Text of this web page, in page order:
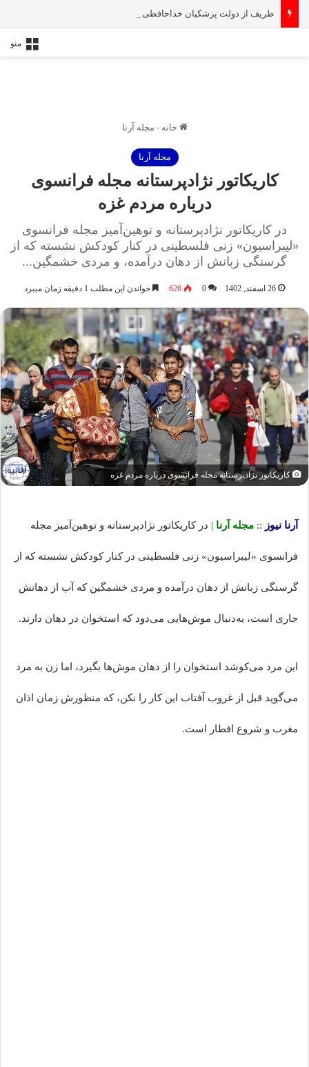
ظریف از دولت پزشکیان خداحافظی کرد
منو
خانه - مجله آرنا
مجله آرنا
کاریکاتور نژادپرستانه مجله فرانسوی
درباره مردم غزه
در کاریکاتور نژادپرستانه و توهین‌آمیز مجله فرانسوی
«لیبراسیون» زنی فلسطینی در کنار کودکش نشسته که از
گرسنگی زبانش از دهان درآمده، و مردی خشمگین...
26 اسفند, 1402 0
626 خواندن این مطلب 1 دقیقه زمان میبرد
کاریکاتور نژادپرستانه مجله فرانسوی درباره مردم غزه
آرنا نیوز :: مجله آرنا | در کاریکاتور نژادپرستانه و توهین‌آمیز مجله
فرانسوی «لیبراسیون» زنی فلسطینی در کنار کودکش نشسته که از
گرسنگی زبانش از دهان درآمده و مردی خشمگین که آب از دهانش
جاری است، به‌دنبال موش‌هایی می‌دود که استخوان در دهان دارند.
این مرد می‌کوشد استخوان را از دهان موش‌ها بگیرد، اما زن به مرد
می‌گوید قبل از غروب آفتاب این کار را نکن، که منظورش زمان اذان
مغرب و شروع افطار است.